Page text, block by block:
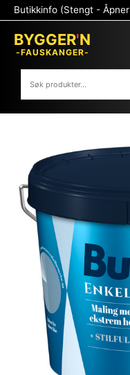
Hopp
rett
innholdet
Butikkinfo (Stengt -
BYGGER'N
-FAUSKANGER-
Søk